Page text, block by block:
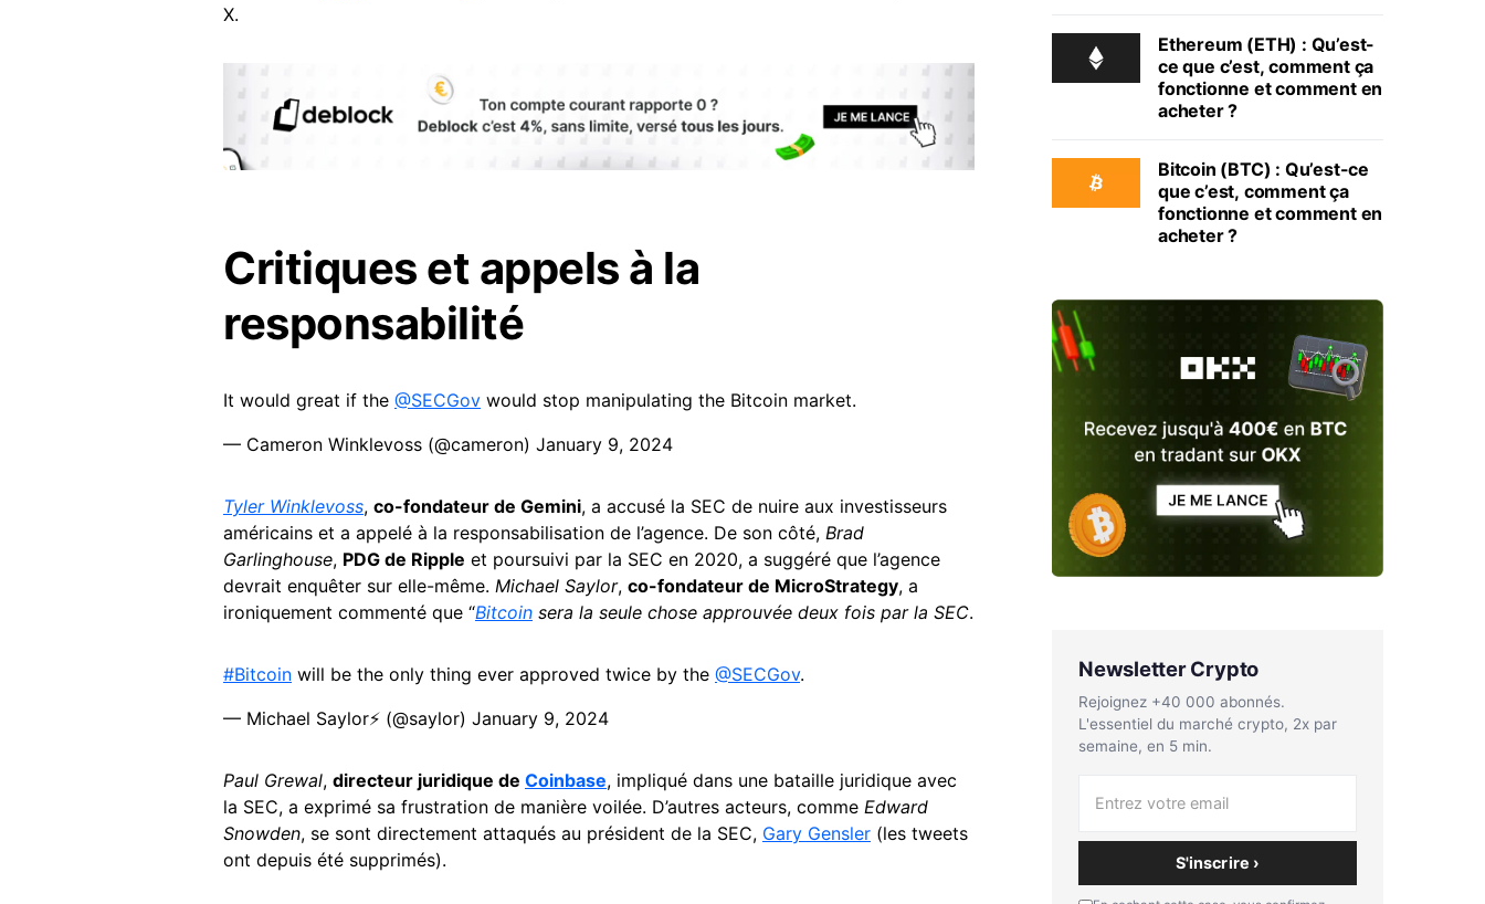
X.
Critiques et appels à la
responsabilité
It would great if the @SECGov would stop manipulating the Bitcoin market.
— Cameron Winklevoss (@cameron) January 9, 2024
Tyler Winklevoss, co-fondateur de Gemini, a accusé la SEC de nuire aux investisseurs
américains et a appelé à la responsabilisation de l’agence. De son côté, Brad
Garlinghouse, PDG de Ripple et poursuivi par la SEC en 2020, a suggéré que l’agence
devrait enquêter sur elle-même. Michael Saylor, co-fondateur de MicroStrategy, a
ironiquement commenté que “Bitcoin sera la seule chose approuvée deux fois par la SEC.
#Bitcoin will be the only thing ever approved twice by the @SECGov.
— Michael Saylor⚡️ (@saylor) January 9, 2024
Paul Grewal, directeur juridique de Coinbase, impliqué dans une bataille juridique avec
la SEC, a exprimé sa frustration de manière voilée. D’autres acteurs, comme Edward
Snowden, se sont directement attaqués au président de la SEC, Gary Gensler (les tweets
ont depuis été supprimés).
Ethereum (ETH) : Qu’est-
ce que c’est, comment ça
fonctionne et comment en
acheter ?
Bitcoin (BTC) : Qu’est-ce
que c’est, comment ça
fonctionne et comment en
acheter ?
Newsletter Crypto
Rejoignez +40 000 abonnés.
L'essentiel du marché crypto, 2x par
semaine, en 5 min.
S'inscrire ›